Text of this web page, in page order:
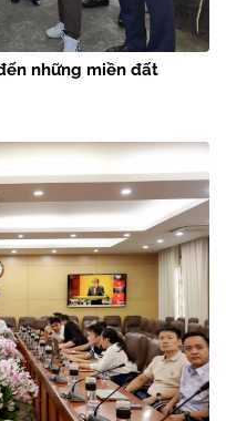
những miền đất